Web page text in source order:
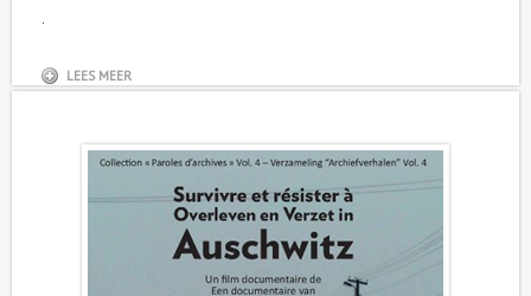
LEES MEER